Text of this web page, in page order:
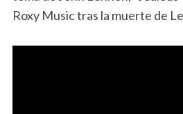
Roxy Music tras la muerte de